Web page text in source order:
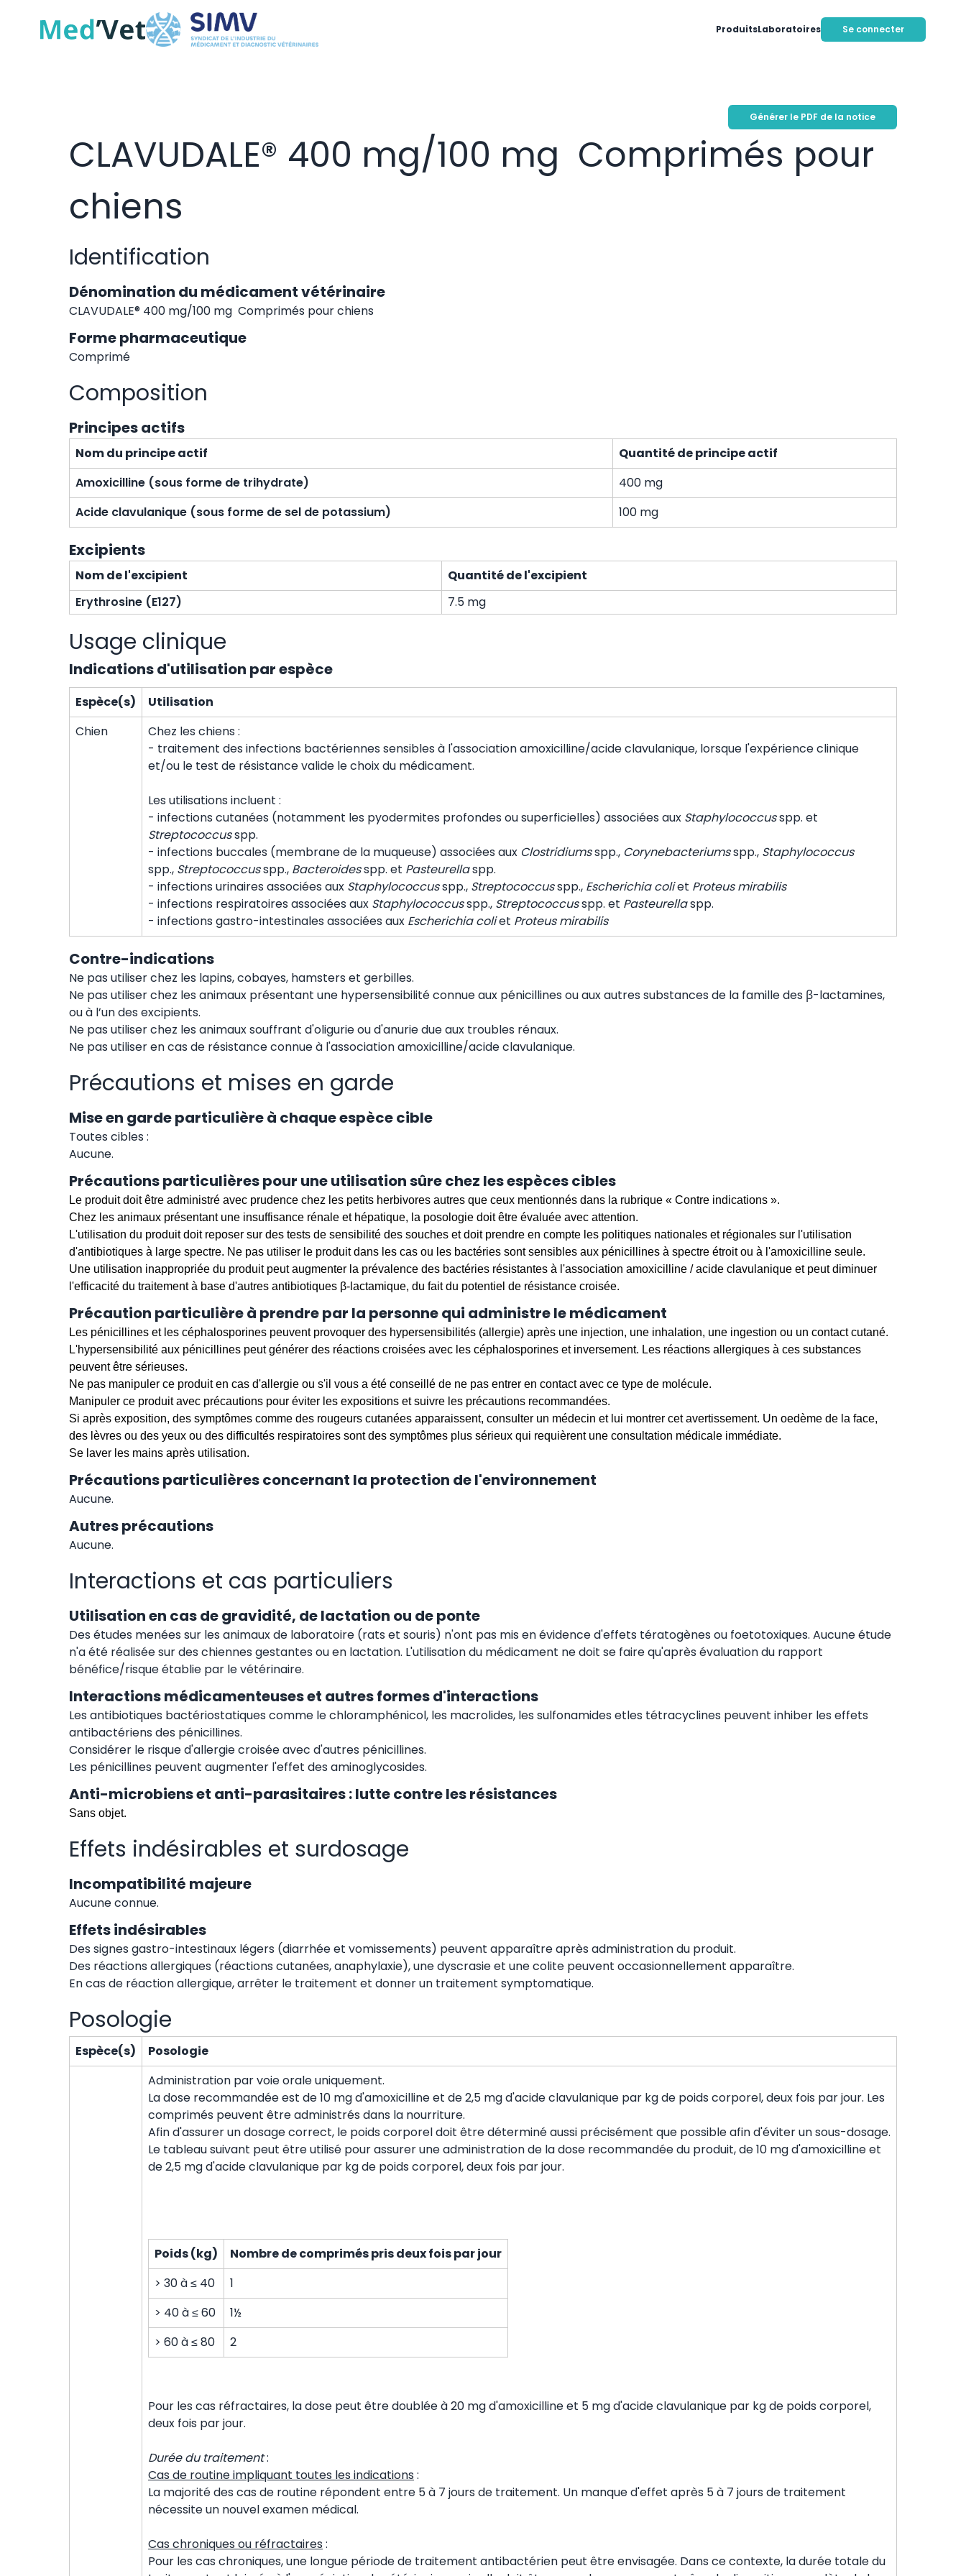
ProduitsLaboratoires Se connecter
Générer le PDF de la notice
CLAVUDALE® 400 mg/100 mg Comprimés pour
chiens
Identification
Dénomination du médicament vétérinaire
CLAVUDALE® 400 mg/100 mg Comprimés pour chiens
Forme pharmaceutique
Comprimé
Composition
Principes actifs
Nom du principe actif
Quantité de principe actif
Amoxicilline (sous forme de trihydrate)
400 mg
Acide clavulanique (sous forme de sel de potassium)
100 mg
Excipients
Nom de l'excipient
Quantité de l'excipient
Erythrosine (E127)
7.5 mg
Usage clinique
Indications d'utilisation par espèce
Espèce(s)
Utilisation
Chien
Chez les chiens :
- traitement des infections bactériennes sensibles à l'association amoxicilline/acide clavulanique, lorsque l'expérience clinique
et/ou le test de résistance valide le choix du médicament.
Les utilisations incluent :
- infections cutanées (notamment les pyodermites profondes ou superficielles) associées aux Staphylococcusspp. et
Streptococcusspp.
- infections buccales (membrane de la muqueuse) associées aux Clostridiumsspp., Corynebacteriumsspp., Staphylococcus
spp., Streptococcusspp., Bacteroidesspp. et Pasteurellaspp.
- infections urinaires associées aux Staphylococcusspp., Streptococcusspp., Escherichia coliet Proteus mirabilis
- infections respiratoires associées aux Staphylococcusspp., Streptococcusspp. et Pasteurellaspp.
- infections gastro-intestinales associées aux Escherichia coliet Proteus mirabilis
Contre-indications
Ne pas utiliser chez les lapins, cobayes, hamsters et gerbilles.
Ne pas utiliser chez les animaux présentant une hypersensibilité connue aux pénicillines ou aux autres substances de la famille des β-lactamines,
ou à l’un des excipients.
Ne pas utiliser chez les animaux souffrant d'oligurie ou d'anurie due aux troubles rénaux.
Ne pas utiliser en cas de résistance connue à l'association amoxicilline/acide clavulanique.
Précautions et mises en garde
Mise en garde particulière à chaque espèce cible
Toutes cibles :
Aucune.
Précautions particulières pour une utilisation sûre chez les espèces cibles
Le produit doit être administré avec prudence chez les petits herbivores autres que ceux mentionnés dans la rubrique « Contre indications ».
Chez les animaux présentant une insuffisance rénale et hépatique, la posologie doit être évaluée avec attention.
L'utilisation du produit doit reposer sur des tests de sensibilité des souches et doit prendre en compte les politiques nationales et régionales sur l'utilisation
d'antibiotiques à large spectre. Ne pas utiliser le produit dans les cas ou les bactéries sont sensibles aux pénicillines à spectre étroit ou à l'amoxicilline seule.
Une utilisation inappropriée du produit peut augmenter la prévalence des bactéries résistantes à l'association amoxicilline / acide clavulanique et peut diminuer
l'efficacité du traitement à base d'autres antibiotiques β-lactamique, du fait du potentiel de résistance croisée.
Précaution particulière à prendre par la personne qui administre le médicament
Les pénicillines et les céphalosporines peuvent provoquer des hypersensibilités (allergie) après une injection, une inhalation, une ingestion ou un contact cutané.
L'hypersensibilité aux pénicillines peut générer des réactions croisées avec les céphalosporines et inversement. Les réactions allergiques à ces substances
peuvent être sérieuses.
Ne pas manipuler ce produit en cas d'allergie ou s'il vous a été conseillé de ne pas entrer en contact avec ce type de molécule.
Manipuler ce produit avec précautions pour éviter les expositions et suivre les précautions recommandées.
Si après exposition, des symptômes comme des rougeurs cutanées apparaissent, consulter un médecin et lui montrer cet avertissement. Un oedème de la face,
des lèvres ou des yeux ou des difficultés respiratoires sont des symptômes plus sérieux qui requièrent une consultation médicale immédiate.
Se laver les mains après utilisation.
Précautions particulières concernant la protection de l'environnement
Aucune.
Autres précautions
Aucune.
Interactions et cas particuliers
Utilisation en cas de gravidité, de lactation ou de ponte
Des études menées sur les animaux de laboratoire (rats et souris) n'ont pas mis en évidence d'effets tératogènes ou foetotoxiques. Aucune étude
n'a été réalisée sur des chiennes gestantes ou en lactation. L'utilisation du médicament ne doit se faire qu'après évaluation du rapport
bénéfice/risque établie par le vétérinaire.
Interactions médicamenteuses et autres formes d'interactions
Les antibiotiques bactériostatiques comme le chloramphénicol, les macrolides, les sulfonamides etles tétracyclines peuvent inhiber les effets
antibactériens des pénicillines.
Considérer le risque d'allergie croisée avec d'autres pénicillines.
Les pénicillines peuvent augmenter l'effet des aminoglycosides.
Anti-microbiens et anti-parasitaires : lutte contre les résistances
Sans objet.
Effets indésirables et surdosage
Incompatibilité majeure
Aucune connue.
Effets indésirables
Des signes gastro-intestinaux légers (diarrhée et vomissements) peuvent apparaître après administration du produit.
Des réactions allergiques (réactions cutanées, anaphylaxie), une dyscrasie et une colite peuvent occasionnellement apparaître.
En cas de réaction allergique, arrêter le traitement et donner un traitement symptomatique.
Posologie
Espèce(s)
Posologie
Administration par voie orale uniquement.
La dose recommandée est de 10 mg d'amoxicilline et de 2,5 mg d'acide clavulanique par kg de poids corporel, deux fois par jour. Les
comprimés peuvent être administrés dans la nourriture.
Afin d'assurer un dosage correct, le poids corporel doit être déterminé aussi précisément que possible afin d'éviter un sous-dosage.
Le tableau suivant peut être utilisé pour assurer une administration de la dose recommandée du produit, de 10 mg d'amoxicilline et
de 2,5 mg d'acide clavulanique par kg de poids corporel, deux fois par jour.
Poids (kg)
Nombre de comprimés pris deux fois par jour
> 30 à ≤ 40
1
> 40 à ≤ 60
1½
> 60 à ≤ 80
2
Pour les cas réfractaires, la dose peut être doublée à 20 mg d'amoxicilline et 5 mg d'acide clavulanique par kg de poids corporel,
deux fois par jour.
Durée du traitement:
Cas de routine impliquant toutes les indications :
La majorité des cas de routine répondent entre 5 à 7 jours de traitement. Un manque d'effet après 5 à 7 jours de traitement
nécessite un nouvel examen médical.
Cas chroniques ou réfractaires :
Pour les cas chroniques, une longue période de traitement antibactérien peut être envisagée. Dans ce contexte, la durée totale du